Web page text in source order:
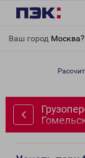
Ваш город Москва?
область